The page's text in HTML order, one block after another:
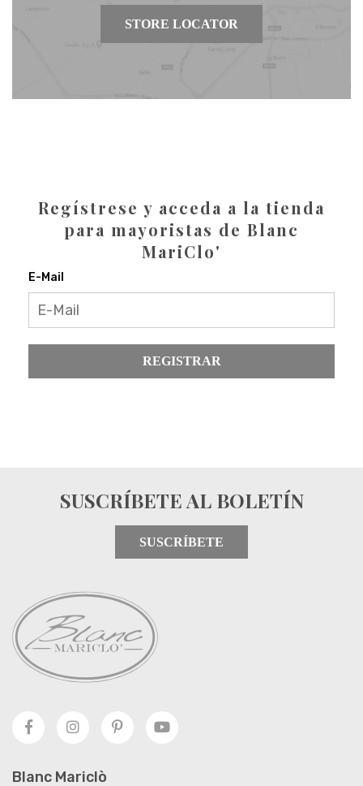
STORE LOCATOR
Regístrese y acceda a la tienda
para mayoristas de Blanc
MariClo'
E-Mail
REGISTRAR
SUSCRÍBETE AL BOLETÍN
SUSCRÍBETE
Blanc Mariclò